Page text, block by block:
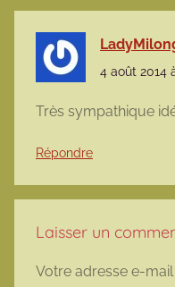
4 août 2014
Très sympathique
Répondre
Laisser un
Votre adresse e-